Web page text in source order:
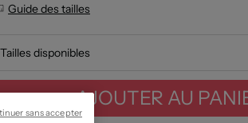
Guide des tailles
Tailles disponibles
AJOUTER AU
sans accepter